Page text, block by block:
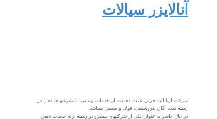
آنالایزر سیالات
شرکت آرتا ایده فرین عمده فعالیت آن خدمات رسانی، به شرکتهای فعال در
زمینه نفت، گاز، پتروشیمی، فولاد و سیمان میباشد.
در حال حاضر به عنوان یکی از شرکتهای پیشرو در زمینه ارئه خدمات تامین